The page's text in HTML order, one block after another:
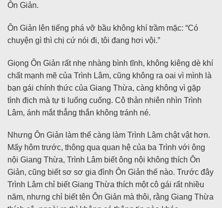
Ôn Giản.
Ôn Giản lên tiếng phá vỡ bầu không khí trầm mặc: “Có
chuyện gì thì chị cứ nói đi, tôi đang hơi vội.”
Giọng Ôn Giản rất nhẹ nhàng bình tĩnh, không kiêng dè khí
chất mạnh mẽ của Trình Lâm, cũng không ra oai vì mình là
bạn gái chính thức của Giang Thừa, càng không vì gặp
tình địch mà tự ti luống cuống. Cô thản nhiên nhìn Trình
Lâm, ánh mắt thẳng thắn không tránh né.
Nhưng Ôn Giản làm thế càng làm Trình Lâm chật vật hơn.
Mấy hôm trước, thông qua quan hệ của ba Trình với ông
nội Giang Thừa, Trình Lâm biết ông nội không thích Ôn
Giản, cũng biết sơ sơ gia đình Ôn Giản thế nào. Trước đây
Trình Lâm chỉ biết Giang Thừa thích một cô gái rất nhiều
năm, nhưng chỉ biết tên Ôn Giản mà thôi, rằng Giang Thừa